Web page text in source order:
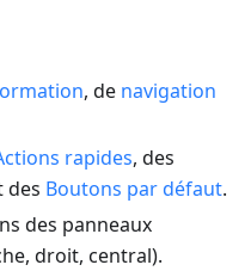
, de navigation
rapides, des
des Boutons par défaut.
des panneaux
droit, central).